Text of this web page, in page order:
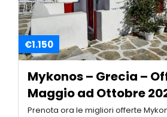
€1.150
Mykonos – Grecia –
Maggio ad Ottobre
Prenota ora le migliori offerte